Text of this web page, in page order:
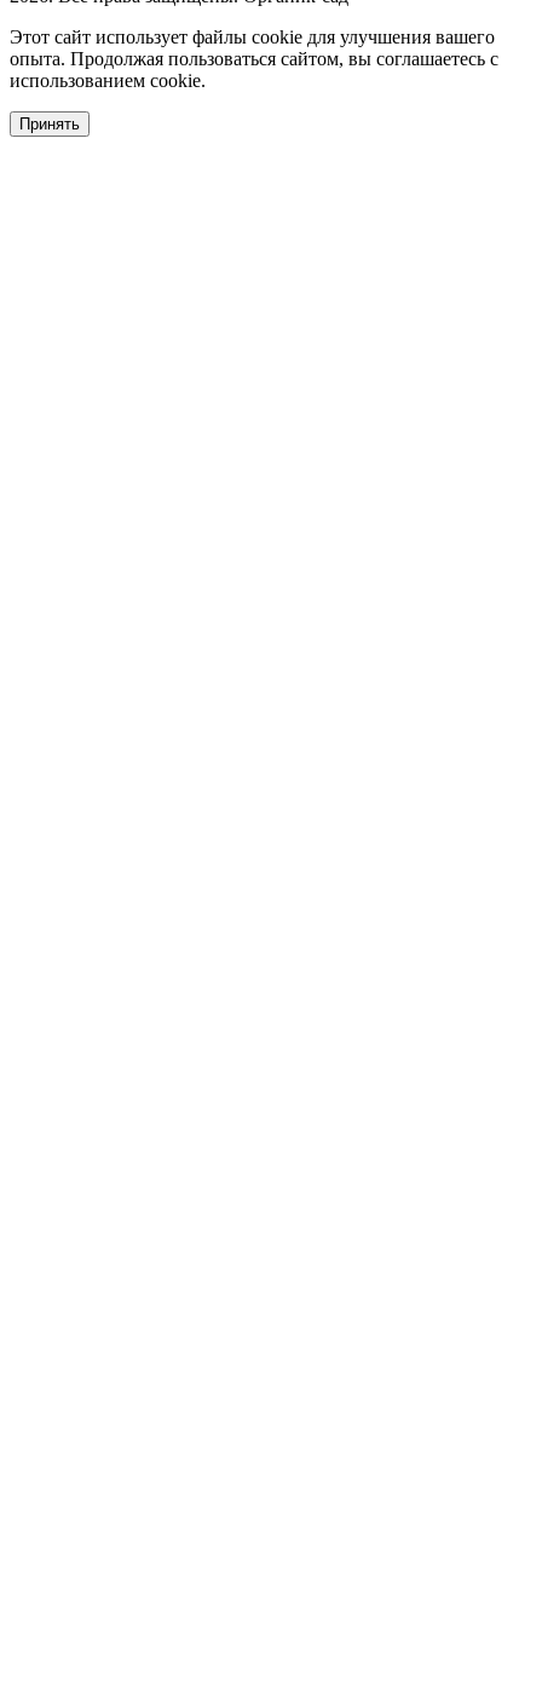
Этот сайт использует файлы cookie для улучшения вашего
опыта. Продолжая пользоваться сайтом, вы соглашаетесь с
использованием cookie.
Принять